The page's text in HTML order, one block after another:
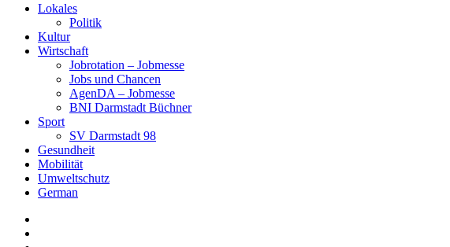
Lokales
Politik
Kultur
Wirtschaft
Jobrotation – Jobmesse
Jobs und Chancen
AgenDA – Jobmesse
BNI Darmstadt Büchner
Sport
SV Darmstadt 98
Gesundheit
Mobilität
Umweltschutz
German